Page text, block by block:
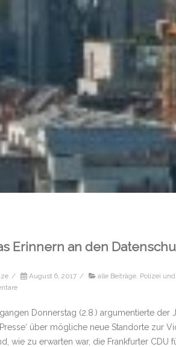
Erinnern an den
/ August 6, 2017 / alle Beiträge Polizei
Donnerstag (2.8.) argumentierte der
über mögliche neue Standorte zur
wie zu erwarten war, die Frankfurter